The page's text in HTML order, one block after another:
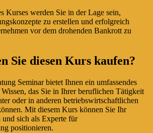
Kurses werden Sie in der Lage sein,
zu erstellen und erfolgreich
vor dem drohenden Bankrott zu
Sie diesen Kurs kaufen?
Seminar bietet Ihnen ein umfassendes
das Sie in Ihrer beruflichen Tätigkeit
oder in anderen betriebswirtschaftlichen
Mit diesem Kurs können Sie Ihr
sich als Experte für
positionieren.